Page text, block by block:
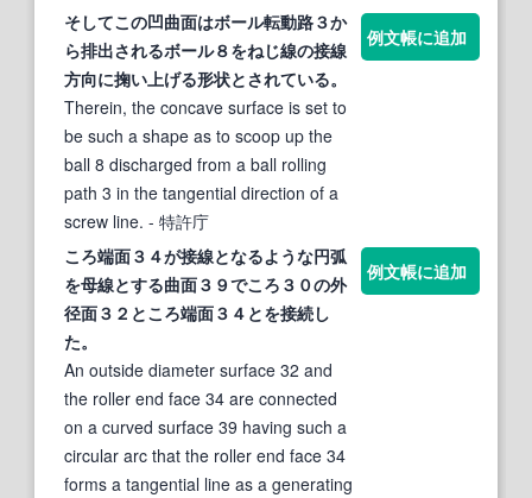
そしてこの凹曲面はボール転動路３か
ら排出されるボール８をねじ線の接線
方向に掬い上げる形状とされている。
Therein, the concave surface is set to
be such a shape as to scoop up the
ball 8 discharged from a ball rolling
path 3 in the tangential direction of a
screw line. - 特許庁
例文帳に追加
ころ端面３４が接線となるような円弧
を母線とする曲面３９でころ３０の外
径面３２ところ端面３４とを接続し
た。
An outside diameter surface 32 and
the roller end face 34 are connected
on a curved surface 39 having such a
circular arc that the roller end face 34
forms a tangential line as a generating
例文帳に追加